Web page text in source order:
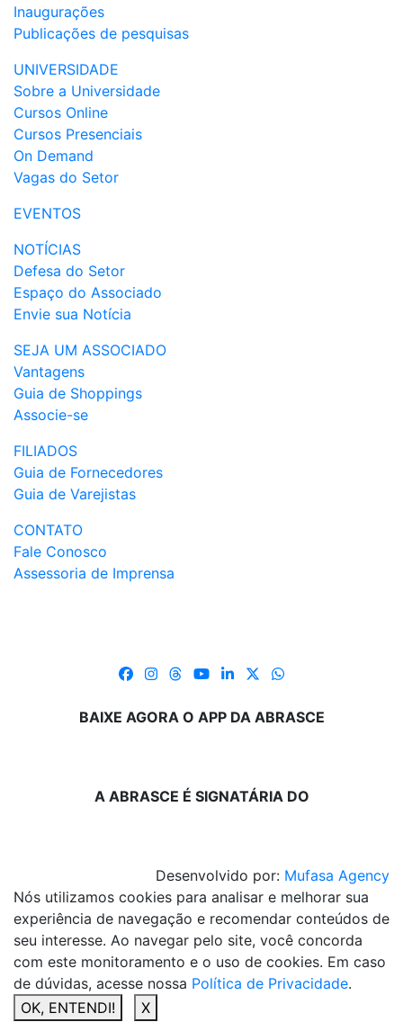
Inaugurações
Publicações de pesquisas
UNIVERSIDADE
Sobre a Universidade
Cursos Online
Cursos Presenciais
On Demand
Vagas do Setor
EVENTOS
NOTÍCIAS
Defesa do Setor
Espaço do Associado
Envie sua Notícia
SEJA UM ASSOCIADO
Vantagens
Guia de Shoppings
Associe-se
FILIADOS
Guia de Fornecedores
Guia de Varejistas
CONTATO
Fale Conosco
Assessoria de Imprensa
BAIXE AGORA O APP DA ABRASCE
A ABRASCE É SIGNATÁRIA DO
Desenvolvido por: Mufasa Agency
Nós utilizamos cookies para analisar e melhorar sua
experiência de navegação e recomendar conteúdos de
seu interesse. Ao navegar pelo site, você concorda
com este monitoramento e o uso de cookies. Em caso
de dúvidas, acesse nossa Política de Privacidade.
OK, ENTENDI!
X